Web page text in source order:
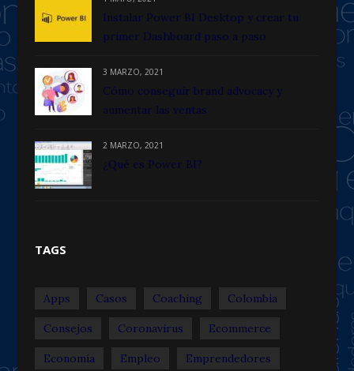
Instalar Power BI Desktop y crear tu
primer Dashboard paso a paso
3 MARZO, 2021
Cómo conseguir brand advocacy y
aumentar las ventas
2 MARZO, 2021
¿Qué es Power BI?
TAGS
Apps Casos Coaching Colombia
Consejos Coronavirus Ecommerce
Economía Empleo Emprendedores